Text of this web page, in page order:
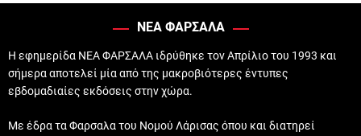
ΝΕΑ ΦΑΡΣΑΛΑ
Η εφημερίδα ΝΕΑ ΦΑΡΣΑΛΑ ιδρύθηκε τον Απρίλιο του 1993 και
σήμερα αποτελεί μία από της μακροβιότερες έντυπες
εβδομαδιαίες εκδόσεις στην χώρα.
Με έδρα τα Φαρσαλα του Νομού Λάρισας όπου και διατηρεί